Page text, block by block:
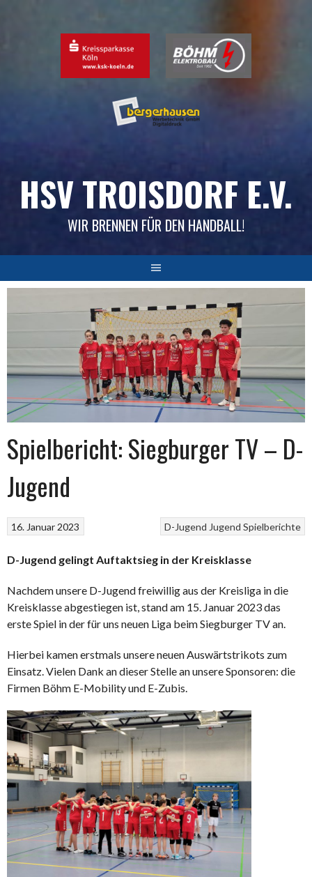
HSV TROISDORF E.V.
WIR BRENNEN FÜR DEN HANDBALL!
Spielbericht: Siegburger TV – D-
Jugend
D-Jugend Jugend Spielberichte
16. Januar 2023
D-Jugend gelingt Auftaktsieg in der Kreisklasse
Nachdem unsere D-Jugend freiwillig aus der Kreisliga in die
Kreisklasse abgestiegen ist, stand am 15. Januar 2023 das
erste Spiel in der für uns neuen Liga beim Siegburger TV an.
Hierbei kamen erstmals unsere neuen Auswärtstrikots zum
Einsatz. Vielen Dank an dieser Stelle an unsere Sponsoren: die
Firmen Böhm E-Mobility und E-Zubis.